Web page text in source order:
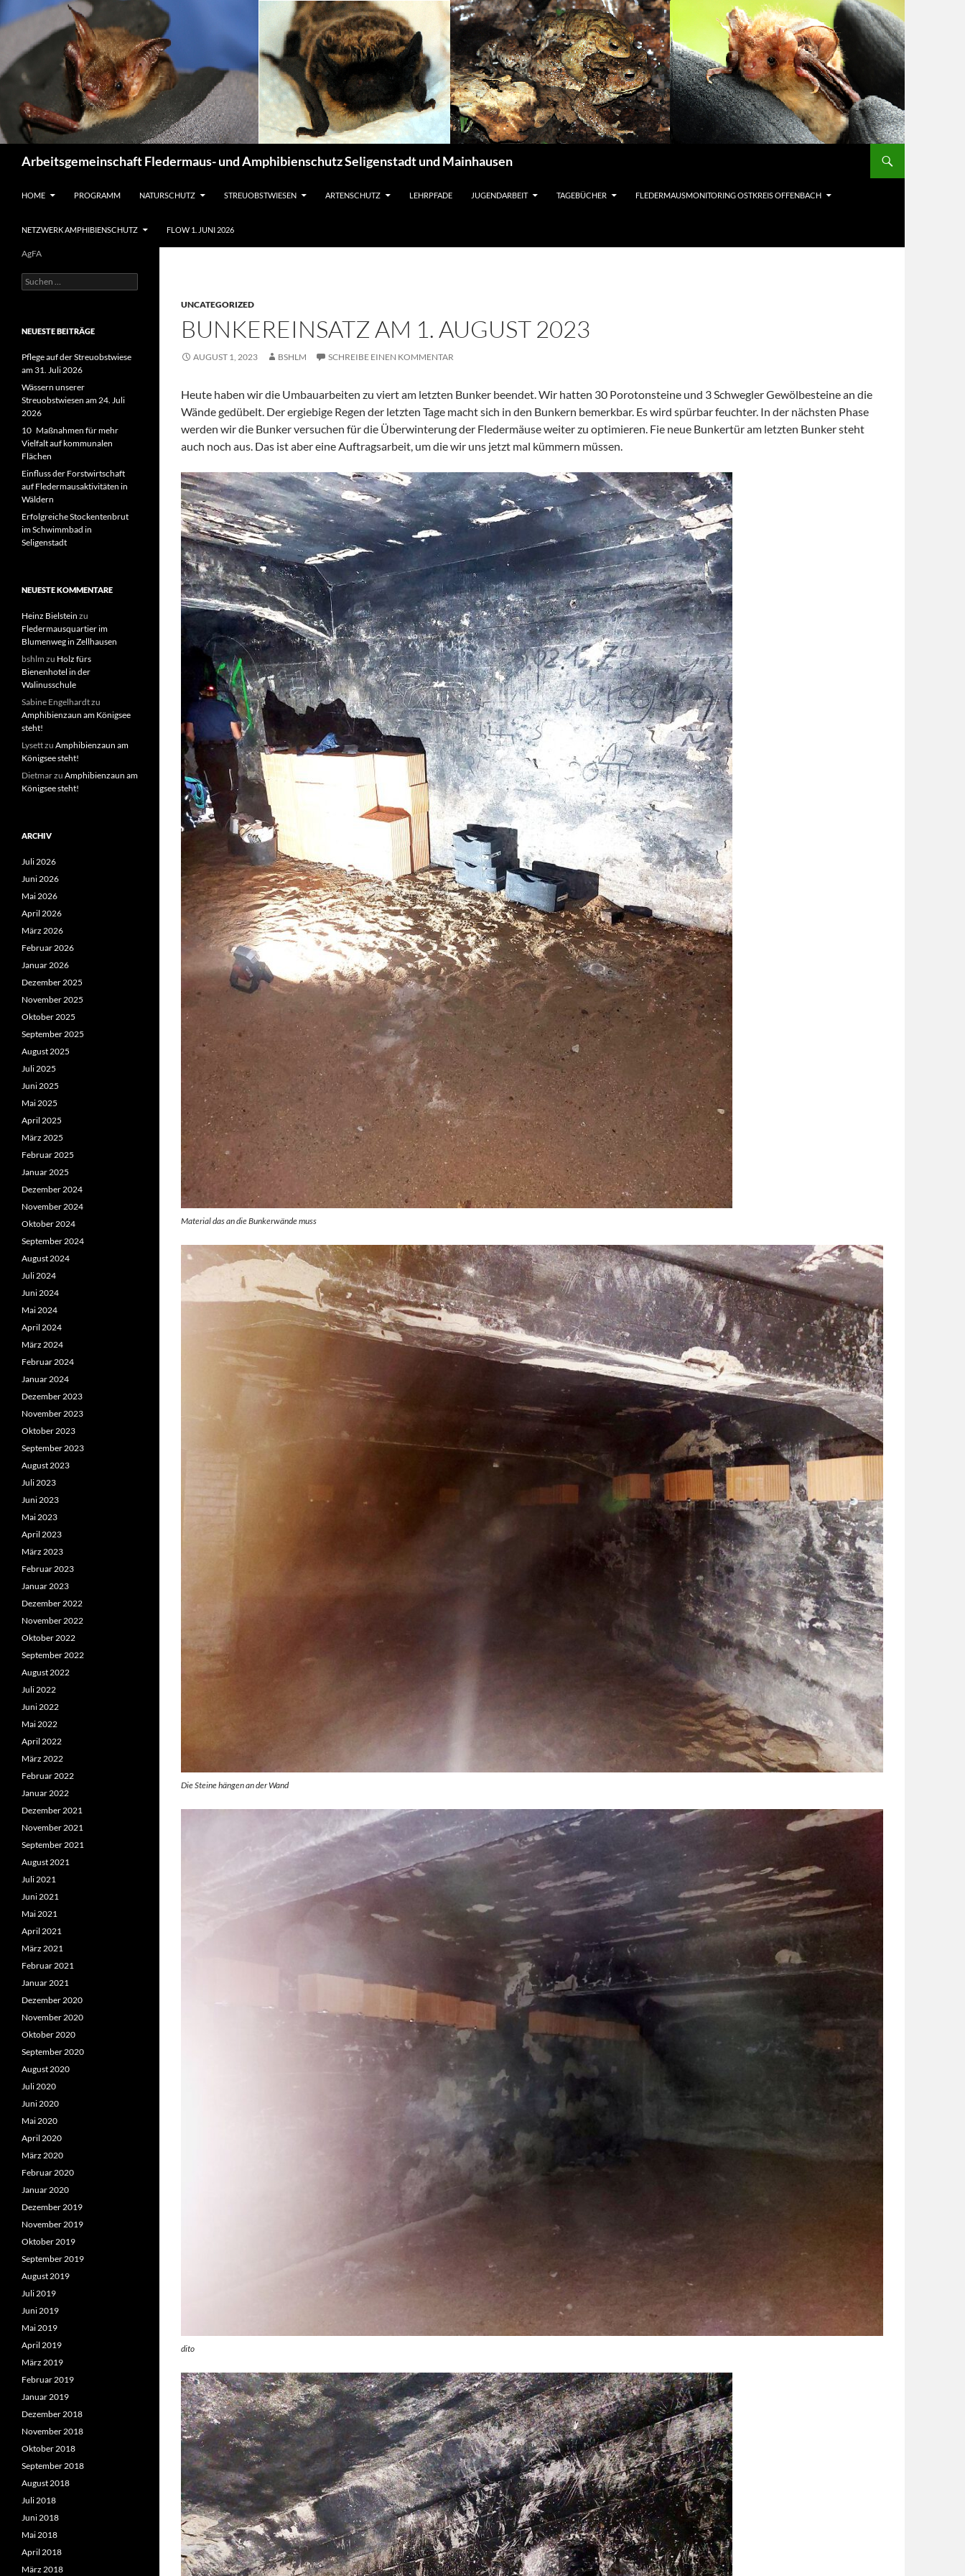
Arbeitsgemeinschaft Fledermaus- und Amphibienschutz Seligenstadt und Mainhausen
HOME
PROGRAMM NATURSCHUTZ STREUOBSTWIESEN ARTENSCHUTZ LEHRPFADE JUGENDARBEIT TAGEBÜCHER FLEDERMAUSMONITORING OSTKREIS OFFENBACH
NETZWERK AMPHIBIENSCHUTZ FLOW 1. JUNI 2026
UNCATEGORIZED
BUNKEREINSATZ AM 1. AUGUST 2023
AUGUST 1, 2023 BSHLM SCHREIBE EINEN KOMMENTAR
Heute haben wir die Umbauarbeiten zu viert am letzten Bunker beendet. Wir hatten 30 Porotonsteine und 3 Schwegler Gewölbesteine an die
Wände gedübelt. Der ergiebige Regen der letzten Tage macht sich in den Bunkern bemerkbar. Es wird spürbar feuchter. In der nächsten Phase
werden wir die Bunker versuchen für die Überwinterung der Fledermäuse weiter zu optimieren. Fie neue Bunkertür am letzten Bunker steht
auch noch aus. Das ist aber eine Auftragsarbeit, um die wir uns jetzt mal kümmern müssen.
Material das an die Bunkerwände muss
Die Steine hängen an der Wand
dito
AgFA
Suchen
nach:
NEUESTE BEITRÄGE
Pflege auf der Streuobstwiese
am 31. Juli 2026
Wässern unserer
Streuobstwiesen am 24. Juli
2026
10 Maßnahmen für mehr
Vielfalt auf kommunalen
Flächen
Einfluss der Forstwirtschaft
auf Fledermausaktivitäten in
Wäldern
Erfolgreiche Stockentenbrut
im Schwimmbad in
Seligenstadt
NEUESTE KOMMENTARE
Heinz Bielstein zu
Fledermausquartier im
Blumenweg in Zellhausen
bshlm zu Holz fürs
Bienenhotel in der
Walinusschule
Sabine Engelhardtzu
Amphibienzaun am Königsee
steht!
Lysettzu Amphibienzaun am
Königsee steht!
Dietmarzu Amphibienzaun am
Königsee steht!
ARCHIV
Juli 2026
Juni 2026
Mai 2026
April 2026
März 2026
Februar 2026
Januar 2026
Dezember 2025
November 2025
Oktober 2025
September 2025
August 2025
Juli 2025
Juni 2025
Mai 2025
April 2025
März 2025
Februar 2025
Januar 2025
Dezember 2024
November 2024
Oktober 2024
September 2024
August 2024
Juli 2024
Juni 2024
Mai 2024
April 2024
März 2024
Februar 2024
Januar 2024
Dezember 2023
November 2023
Oktober 2023
September 2023
August 2023
Juli 2023
Juni 2023
Mai 2023
April 2023
März 2023
Februar 2023
Januar 2023
Dezember 2022
November 2022
Oktober 2022
September 2022
August 2022
Juli 2022
Juni 2022
Mai 2022
April 2022
März 2022
Februar 2022
Januar 2022
Dezember 2021
November 2021
September 2021
August 2021
Juli 2021
Juni 2021
Mai 2021
April 2021
März 2021
Februar 2021
Januar 2021
Dezember 2020
November 2020
Oktober 2020
September 2020
August 2020
Juli 2020
Juni 2020
Mai 2020
April 2020
März 2020
Februar 2020
Januar 2020
Dezember 2019
November 2019
Oktober 2019
September 2019
August 2019
Juli 2019
Juni 2019
Mai 2019
April 2019
März 2019
Februar 2019
Januar 2019
Dezember 2018
November 2018
Oktober 2018
September 2018
August 2018
Juli 2018
Juni 2018
Mai 2018
April 2018
März 2018